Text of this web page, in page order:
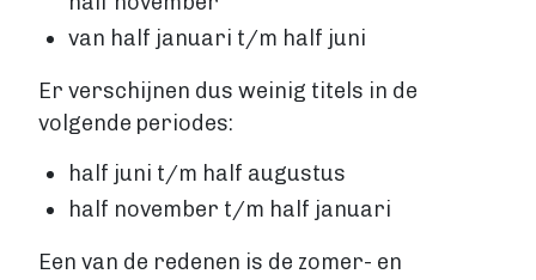
van half januari t/m half juni
Er verschijnen dus weinig titels in de
volgende periodes:
half juni t/m half augustus
half november t/m half januari
Een van de redenen is de zomer- en